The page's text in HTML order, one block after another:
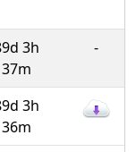
3h
37m
-
3h
36m